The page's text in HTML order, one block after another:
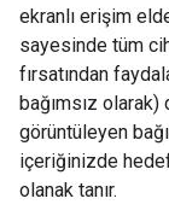
ekranlı erişim
sayesinde tüm
fırsatından
bağımsız
görüntüleyen
içeriğinizde
olanak tanır.